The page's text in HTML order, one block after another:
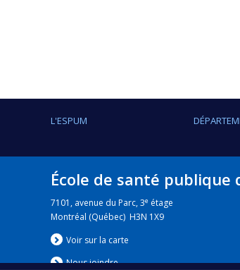
L'ESPUM
École de santé publique
7101, avenue du Parc, 3e étage
Montréal (Québec) H3N 1X9
Voir sur la carte
Nous joindre